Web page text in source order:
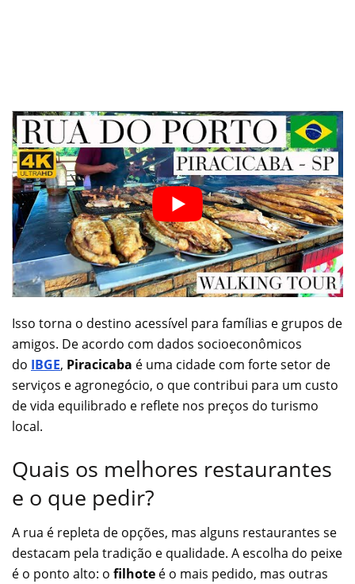
Isso torna o destino acessível para famílias e grupos de
amigos. De acordo com dados socioeconômicos
do IBGE, Piracicaba é uma cidade com forte setor de
serviços e agronegócio, o que contribui para um custo
de vida equilibrado e reflete nos preços do turismo
local.
Quais os melhores restaurantes
e o que pedir?
A rua é repleta de opções, mas alguns restaurantes se
destacam pela tradição e qualidade. A escolha do peixe
é o ponto alto: o filhote é o mais pedido, mas outras